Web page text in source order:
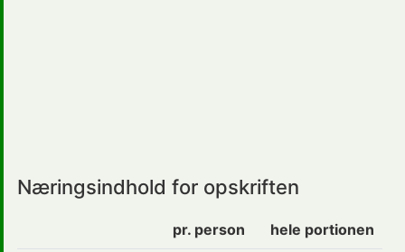
Næringsindhold for opskriften
pr. person hele portionen